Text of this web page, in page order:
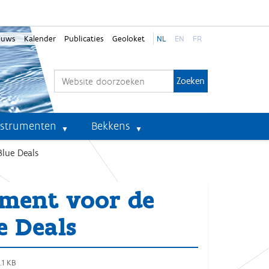
Kalender Publicaties Geoloket NL EN FR
Bekkens
Deals
voor de
Deals
KB